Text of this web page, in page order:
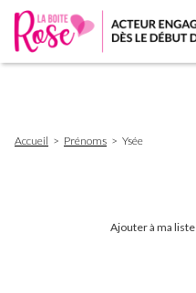
d'Ariane
Accueil Prénoms Ysée
Ajouter à ma liste